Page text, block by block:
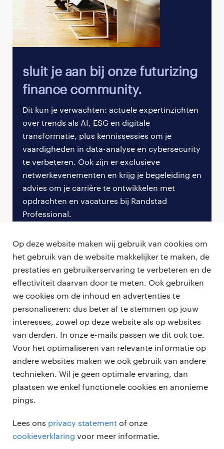
Op deze website maken wij gebruik van cookies om
het gebruik van de website makkelijker te maken, de
prestaties en gebruikerservaring te verbeteren en de
effectiviteit daarvan door te meten. Ook gebruiken
we cookies om de inhoud en advertenties te
personaliseren: dus beter af te stemmen op jouw
interesses, zowel op deze website als op websites
van derden. In onze e-mails passen we dit ook toe.
Voor het optimaliseren van relevante informatie op
andere websites maken we ook gebruik van andere
technieken. Wil je geen optimale ervaring, dan
plaatsen we enkel functionele cookies en anonieme
pings.
Lees ons privacy statement of onze
cookieverklaring voor meer informatie.
en onverwachte uitdagingen van vandaag de dag
bij te benen. Niet omdat ze verkeerd waren, maar
omdat ze simpelweg niet zijn gemaakt voor de
wereld waar we nu in leven.
Wat is dan het antwoord? Het gaat niet om harder te
werken of het inzetten van meer middelen. We
moeten een fundamentele heroverweging maken
over hoe we de financiële strategie moeten
benaderen. En precies daar komen AI en
voorspellende analyses tot hun recht. Zie ze als
jouw nieuwe navigatiesysteem: een systeem dat
stormen aan de horizon ziet aankomen, die
verraderlijke markt stromingen opspoort en je laat
zien wat de beste route voorwaarts is.
We hebben het over tools die daadwerkelijk kunnen
veranderen hoe jij voorspelt, middelen toewijst en
weer echt onstuimig wordt.
De opkomst van AI in Financial
Planning & Analysis (FP&A)
Jarenlang hebben finance professionals geworsteld
met de enorme hoeveelheid en snelheid van data.
Met name Financial Planning & Analysis (FP&A)-
teams besteden talloze uren aan het verzamelen,
opschonen en consolideren van informatie,
waardoor er kostbare tijd voor écht strategisch
denken verloren gaat. En toen kwam AI. De
integratie van
van dataverwerking, patroonherkenning en trendy
identificatie op zich namen. Dit maakte menselijk
sluit je aan bij onze futurizing
finance community.
Dit kun je verwachten: actuele expertinzichten
over trends als AI, ESG en digitale
transformatie, plus kennissessies om je
vaardigheden in data-analyse en cybersecurity
te verbeteren. Ook zijn er exclusieve
netwerkevenementen en krijg je begeleiding en
advies om je carrière te ontwikkelen met
opdrachten en vacatures bij Randstad
Professional.
meld je nu aan
professionals
vacatures
zzp-opdrachten
careers for expats
voor opdrachtgevers
vacature plaatsen
over ons
werken bij Randstad
onze kantoren